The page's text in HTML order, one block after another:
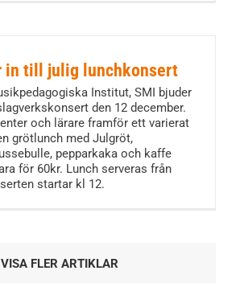
in till julig lunchkonsert
Institut, SMI bjuder
den 12 december.
och lärare framför ett varierat
grötlunch med Julgröt,
pepparkaka och kaffe
för 60kr. Lunch serveras från
startar kl 12.
VISA FLER ARTIKLAR